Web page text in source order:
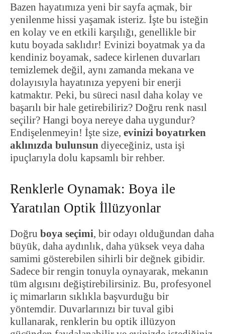
Bazen hayatımıza yeni bir sayfa açmak, bir
yenilenme hissi yaşamak isteriz. İşte bu isteğin
en kolay ve en etkili karşılığı, genellikle bir
kutu boyada saklıdır! Evinizi boyatmak ya da
kendiniz boyamak, sadece kirlenen duvarları
temizlemek değil, aynı zamanda mekana ve
dolayısıyla hayatınıza yepyeni bir enerji
katmaktır. Peki, bu süreci nasıl daha kolay ve
başarılı bir hale getirebiliriz? Doğru renk nasıl
seçilir? Hangi boya nereye daha uygundur?
Endişelenmeyin! İşte size, evinizi boyatırken
aklınızda bulunsun diyeceğiniz, usta işi
ipuçlarıyla dolu kapsamlı bir rehber.
Renklerle Oynamak: Boya ile
Yaratılan Optik İllüzyonlar
Doğru boya seçimi, bir odayı olduğundan daha
büyük, daha aydınlık, daha yüksek veya daha
samimi gösterebilen sihirli bir değnek gibidir.
Sadece bir rengin tonuyla oynayarak, mekanın
tüm algısını değiştirebilirsiniz. Bu, profesyonel
iç mimarların sıklıkla başvurduğu bir
yöntemdir. Duvarlarınızı bir tuval gibi
kullanarak, renklerin bu optik illüzyon